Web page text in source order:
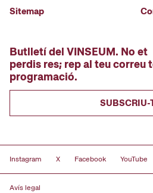
Sitemap
Butlletí del VINSEUM. No et
perdis res; rep al teu correu
programació.
SUBSCRIU-
Instagram X Facebook YouTube
Avís legal